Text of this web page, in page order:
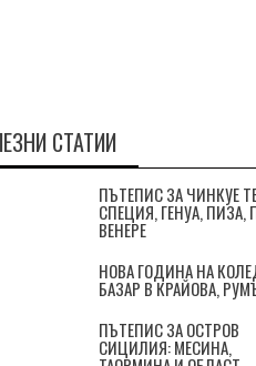
СТАТИИ
ПЪТЕПИС ЗА ЧИНКУЕ
СПЕЦИЯ, ГЕНУА, ПИЗА,
ВЕНЕРЕ
НОВА ГОДИНА НА
БАЗАР В КРАЙОВА,
ПЪТЕПИС ЗА ОСТРОВ
СИЦИЛИЯ: МЕСИНА,